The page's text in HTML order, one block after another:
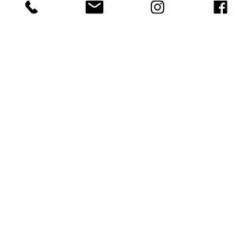
und der Programmierung.